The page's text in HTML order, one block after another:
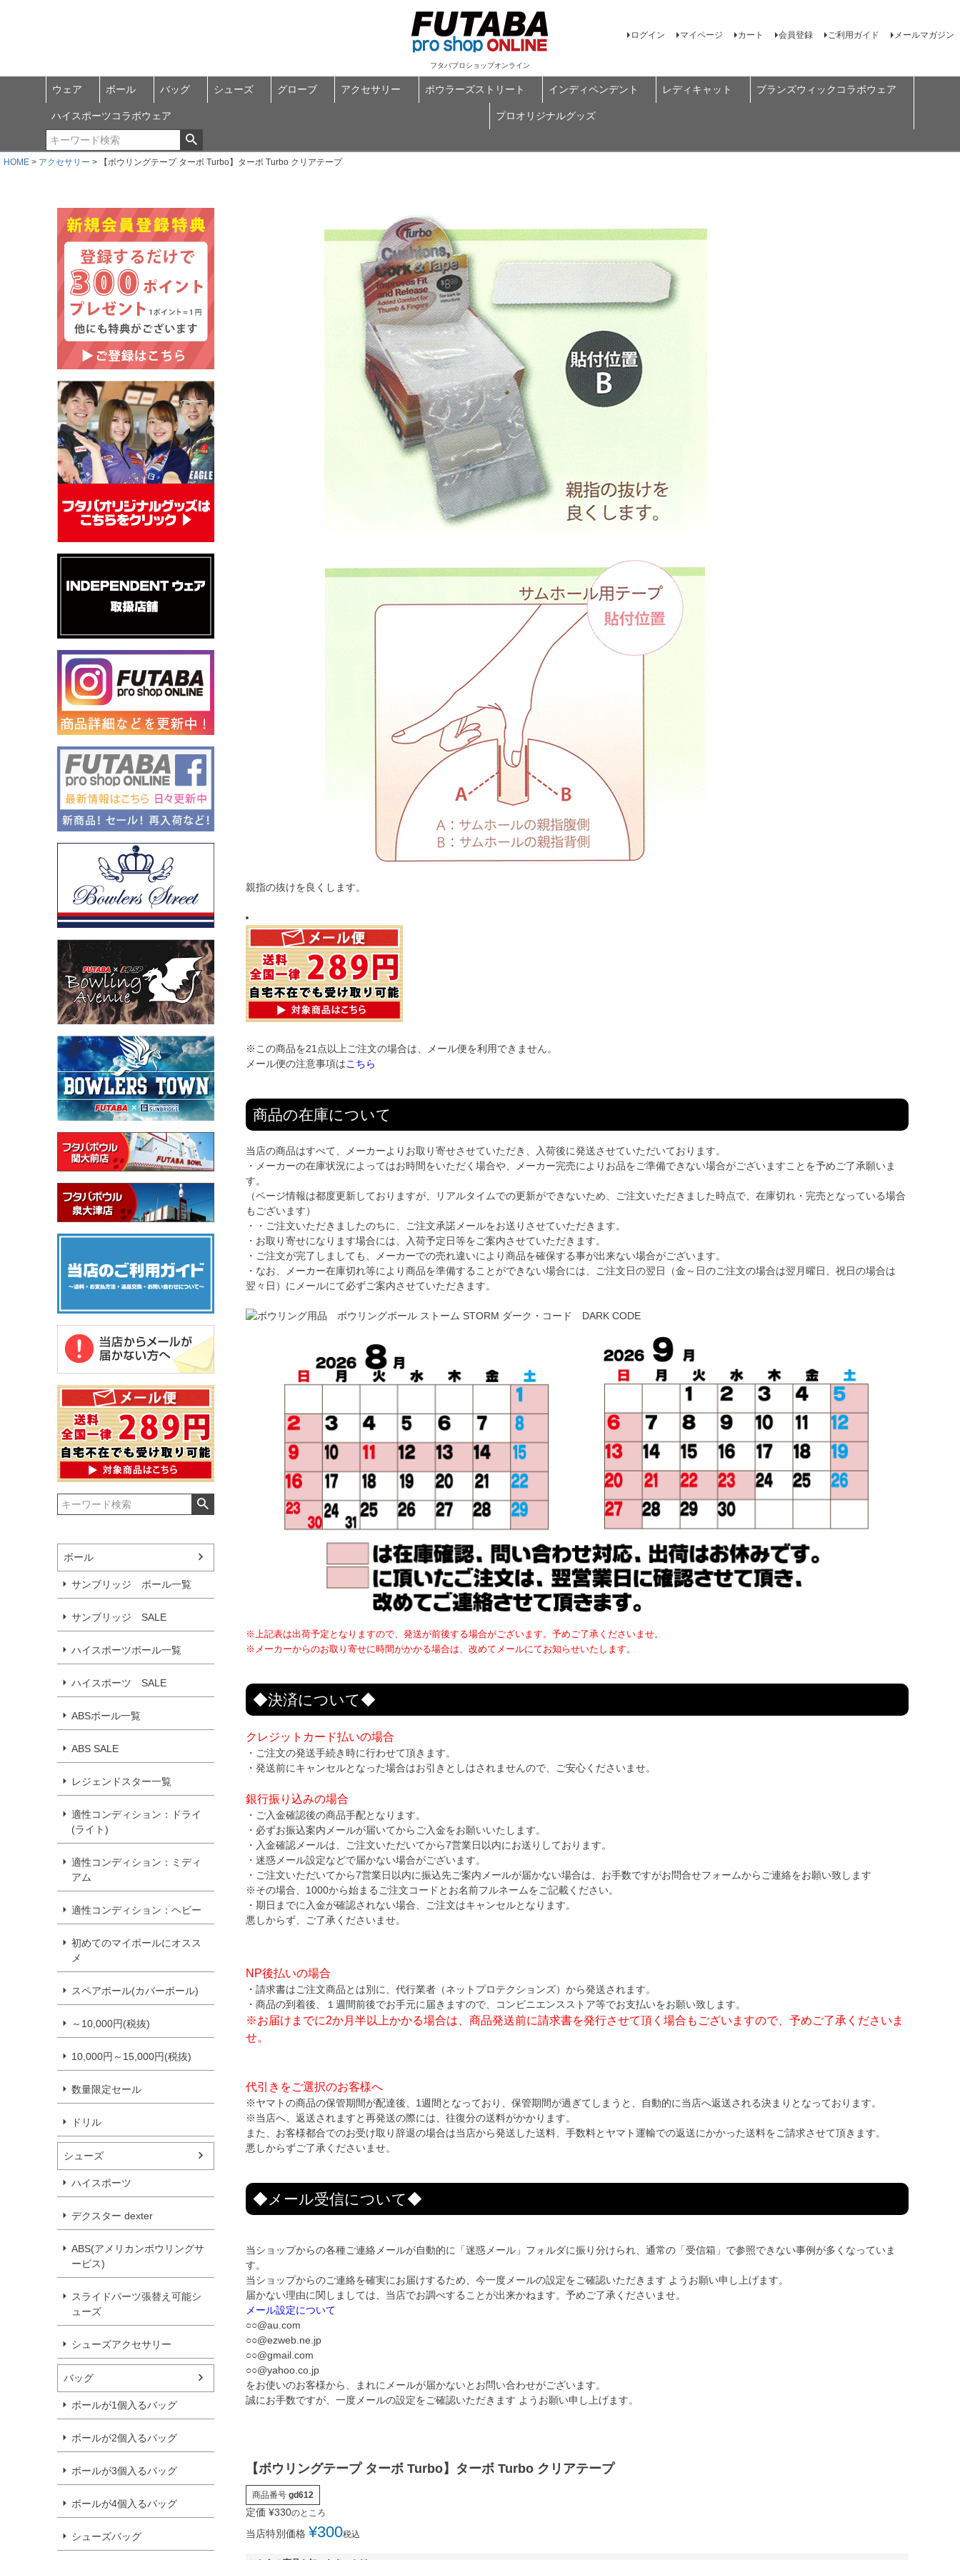
フタバプロショップオンライン
ログイン マイページ カート 会員登録 ご利用ガイド メールマガジン
ウェア ボール バッグ シューズ グローブ アクセサリー ボウラーズストリート インディペンデント レディキャット ブランズウィックコラボウェア
ハイスポーツコラボウェア プロオリジナルグッズ
HOME アクセサリー 【ボウリングテープ ターボ Turbo】ターボ Turbo クリアテープ
ボール
サンブリッジ ボール一覧
サンブリッジ SALE
ハイスポーツボール一覧
ハイスポーツ SALE
ABSボール一覧
ABS SALE
レジェンドスター一覧
適性コンディション：ドライ
(ライト)
適性コンディション：ミディ
アム
適性コンディション：ヘビー
初めてのマイボールにオスス
メ
スペアボール(カバーボール)
～10,000円(税抜)
10,000円～15,000円(税抜)
数量限定セール
ドリル
シューズ
ハイスポーツ
デクスター dexter
ABS(アメリカンボウリングサ
ービス)
スライドパーツ張替え可能シ
ューズ
シューズアクセサリー
バッグ
ボールが1個入るバッグ
ボールが2個入るバッグ
ボールが3個入るバッグ
ボールが4個入るバッグ
シューズバッグ
親指の抜けを良くします。
※この商品を21点以上ご注文の場合は、メール便を利用できません。
メール便の注意事項はこちら
商品の在庫について
当店の商品はすべて、メーカーよりお取り寄せさせていただき、入荷後に発送させていただいております。
・メーカーの在庫状況によってはお時間をいただく場合や、メーカー完売によりお品をご準備できない場合がございますことを予めご了承願いま
す。
（ページ情報は都度更新しておりますが、リアルタイムでの更新ができないため、ご注文いただきました時点で、在庫切れ・完売となっている場合
もございます）
・・ご注文いただきましたのちに、ご注文承諾メールをお送りさせていただきます。
・お取り寄せになります場合には、入荷予定日等をご案内させていただきます。
・ご注文が完了しましても、メーカーでの売れ違いにより商品を確保する事が出来ない場合がございます。
・なお、メーカー在庫切れ等により商品を準備することができない場合には、ご注文日の翌日（金～日のご注文の場合は翌月曜日、祝日の場合は
翌々日）にメールにて必ずご案内させていただきます。
※上記表は出荷予定となりますので、発送が前後する場合がございます。予めご了承くださいませ。
※メーカーからのお取り寄せに時間がかかる場合は、改めてメールにてお知らせいたします。
◆決済について◆
クレジットカード払いの場合
・ご注文の発送手続き時に行わせて頂きます。
・発送前にキャンセルとなった場合はお引きとしはされませんので、ご安心くださいませ。
銀行振り込みの場合
・ご入金確認後の商品手配となります。
・必ずお振込案内メールが届いてからご入金をお願いいたします。
・入金確認メールは、ご注文いただいてから7営業日以内にお送りしております。
・迷惑メール設定などで届かない場合がございます。
・ご注文いただいてから7営業日以内に振込先ご案内メールが届かない場合は、お手数ですがお問合せフォームからご連絡をお願い致します
※その場合、1000から始まるご注文コードとお名前フルネームをご記載ください。
・期日までに入金が確認されない場合、ご注文はキャンセルとなります。
悪しからず、ご了承くださいませ。
NP後払いの場合
・請求書はご注文商品とは別に、代行業者（ネットプロテクションズ）から発送されます。
・商品の到着後、１週間前後でお手元に届きますので、コンビニエンスストア等でお支払いをお願い致します。
※お届けまでに2か月半以上かかる場合は、商品発送前に請求書を発行させて頂く場合もございますので、予めご了承くださいま
せ。
代引きをご選択のお客様へ
※ヤマトの商品の保管期間が配達後、1週間となっており、保管期間が過ぎてしまうと、自動的に当店へ返送される決まりとなっております。
※当店へ、返送されますと再発送の際には、往復分の送料がかかります。
また、お客様都合でのお受け取り辞退の場合は当店から発送した送料、手数料とヤマト運輸での返送にかかった送料をご請求させて頂きます。
悪しからずご了承くださいませ。
◆メール受信について◆
当ショップからの各種ご連絡メールが自動的に「迷惑メール」フォルダに振り分けられ、通常の「受信箱」で参照できない事例が多くなっていま
す。
当ショップからのご連絡を確実にお届けするため、今一度メールの設定をご確認いただきます ようお願い申し上げます。
届かない理由に関しましては、当店でお調べすることが出来かねます。予めご了承くださいませ。
メール設定について
○○@au.com
○○@ezweb.ne.jp
○○@gmail.com
○○@yahoo.co.jp
をお使いのお客様から、まれにメールが届かないとお問い合わせがございます。
誠にお手数ですが、一度メールの設定をご確認いただきます ようお願い申し上げます。
【ボウリングテープ ターボ Turbo】ターボ Turbo クリアテープ
商品番号 gd612
定価 ¥330のところ
当店特別価格 ¥300税込